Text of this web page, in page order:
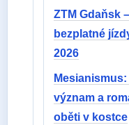
ZTM Gdaňsk
bezplatné
2026
význam a
oběti v kostce